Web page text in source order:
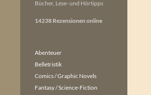
Bücher, Lese- und Hörtipps
14238 Rezensionen online
Abenteuer
Belletristik
Comics / Graphic Novels
Fantasy / Science-Fiction